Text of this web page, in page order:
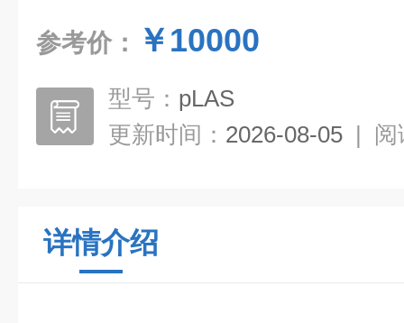
参考价： ￥10000
型号： pLAS
更新时间： 2026-08-05 | 阅
详情介绍